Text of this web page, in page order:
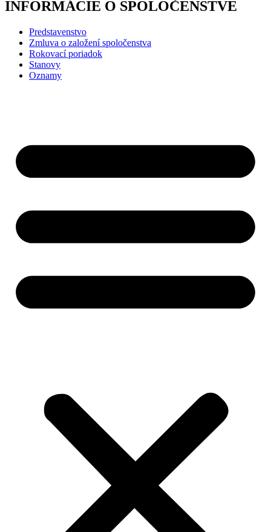
INFORMÁCIE O SPOLOČENSTVE
Predstavenstvo
Zmluva o založení spoločenstva
Rokovací poriadok
Stanovy
Oznamy